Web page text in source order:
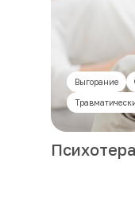
Выгорание